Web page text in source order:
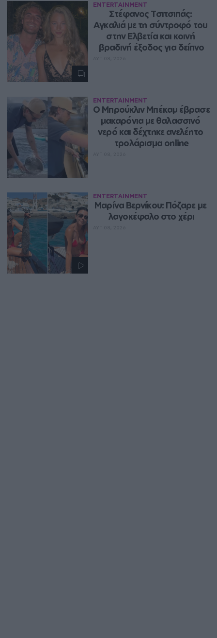
ENTERTAINMENT
Στέφανος Τσιτσιπάς:
Αγκαλιά με τη σύντροφό του
στην Ελβετία και κοινή
βραδινή έξοδος για δείπνο
ENTERTAINMENT
Ο Μπρούκλιν Μπέκαμ έβρασε
μακαρόνια με θαλασσινό
νερό και δέχτηκε ανελέητο
τρολάρισμα online
ENTERTAINMENT
Μαρίνα Βερνίκου: Πόζαρε με
λαγοκέφαλο στο χέρι